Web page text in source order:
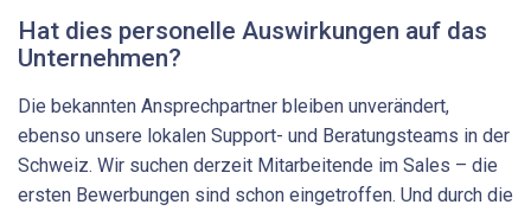
Hat dies personelle Auswirkungen auf das
Unternehmen?
Die bekannten Ansprechpartner bleiben unverändert,
ebenso unsere lokalen Support- und Beratungsteams in der
Schweiz. Wir suchen derzeit Mitarbeitende im Sales – die
ersten Bewerbungen sind schon eingetroffen. Und durch die